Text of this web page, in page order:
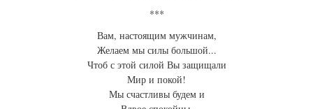
***
Вам, настоящим мужчинам,
Желаем мы силы большой...
Чтоб с этой силой Вы защищали
Мир и покой!
Мы счастливы будем и